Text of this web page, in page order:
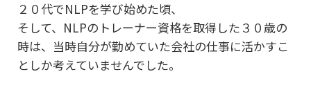
２０代でNLPを学び始めた頃、
そして、NLPのトレーナー資格を取得した３０歳の
時は、 当時自分が勤めていた会社の仕事に活かすこ
としか考えていませんでした。